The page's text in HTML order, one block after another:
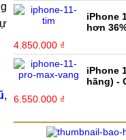
,
iPhone
hơn
4.850.000 ₫
iPhone
hãng) -
6.550.000 ₫